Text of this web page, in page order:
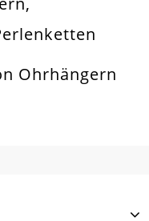
Ohrhängern